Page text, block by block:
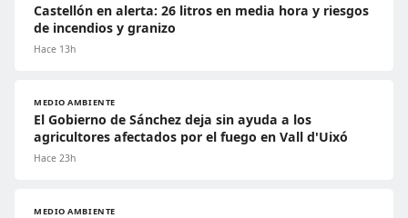
Castellón en alerta: 26 litros en media hora y riesgos
de incendios y granizo
Hace 13h
MEDIO AMBIENTE
El Gobierno de Sánchez deja sin ayuda a los
agricultores afectados por el fuego en Vall d'Uixó
Hace 23h
MEDIO AMBIENTE